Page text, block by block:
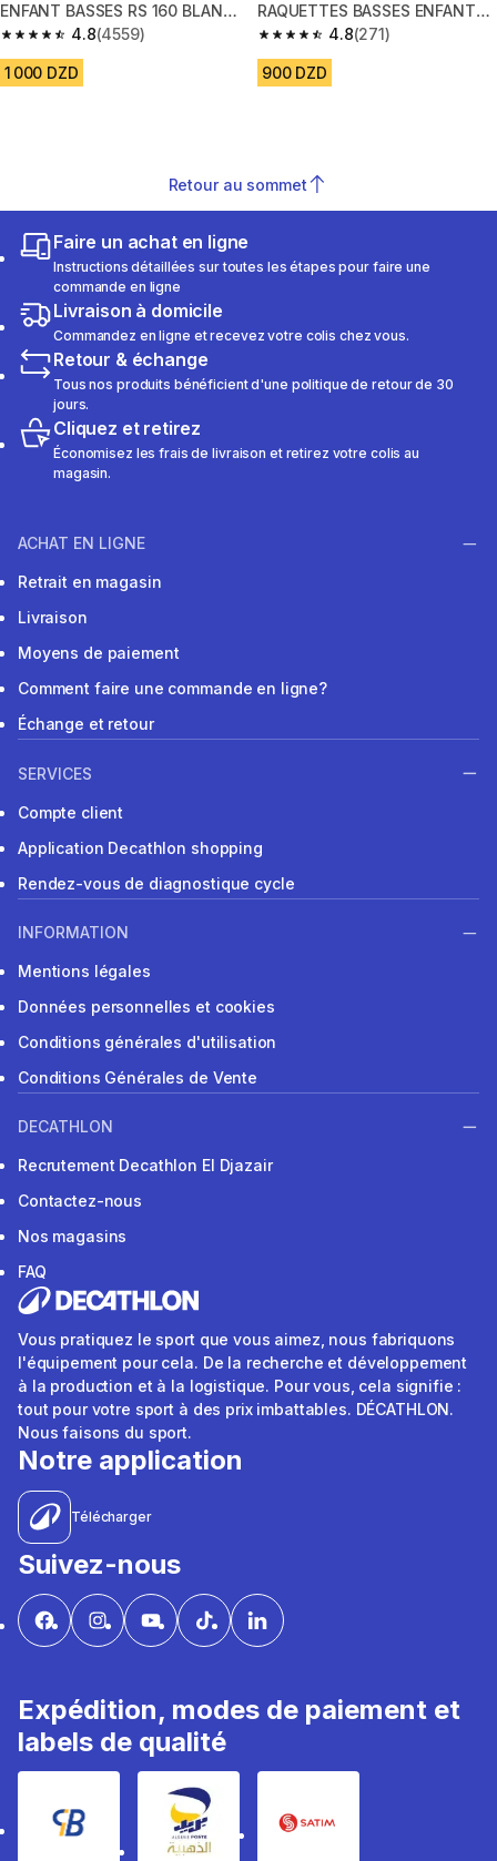
ENFANT BASSES RS 160 BLANC
BRILLANT LOT DE 3.
4.8
4.8 out of 5 stars from 4559 reviews
(4559)
1 000 DZD
RAQUETTES BASSES ENFANT
ARTENGO RS 100 BLANC LOT
DE 3
4.8
4.8 out of 5 stars from 271
(271)
900 DZD
Retour au sommet
Faire un achat en ligne
Instructions détaillées sur toutes les étapes pour faire une
commande en ligne
Livraison à domicile
Commandez en ligne et recevez votre colis chez vous.
Retour & échange
Tous nos produits bénéficient d'une politique de retour de 30
jours.
Cliquez et retirez
Économisez les frais de livraison et retirez votre colis au
magasin.
ACHAT EN LIGNE
Retrait en magasin
Livraison
Moyens de paiement
Comment faire une commande en ligne?
Échange et retour
SERVICES
Compte client
Application Decathlon shopping
Rendez-vous de diagnostique cycle
INFORMATION
Mentions légales
Données personnelles et cookies
Conditions générales d'utilisation
Conditions Générales de Vente
DECATHLON
Recrutement Decathlon El Djazair
Contactez-nous
Nos magasins
FAQ
Vous pratiquez le sport que vous aimez, nous fabriquons
l'équipement pour cela. De la recherche et développement
à la production et à la logistique. Pour vous, cela signifie :
tout pour votre sport à des prix imbattables. DÉCATHLON.
Nous faisons du sport.
Notre application
Télécharger
Suivez-nous
Expédition, modes de paiement et
labels de qualité